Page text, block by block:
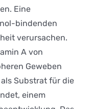
Eine
bindenden
verursachen.
A von
Geweben
Substrat für die
einem